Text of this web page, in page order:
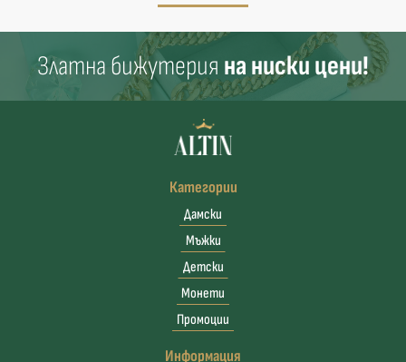
Златна бижутерия на ниски цени!
Категории
Дамски
Мъжки
Детски
Монети
Промоции
Информация